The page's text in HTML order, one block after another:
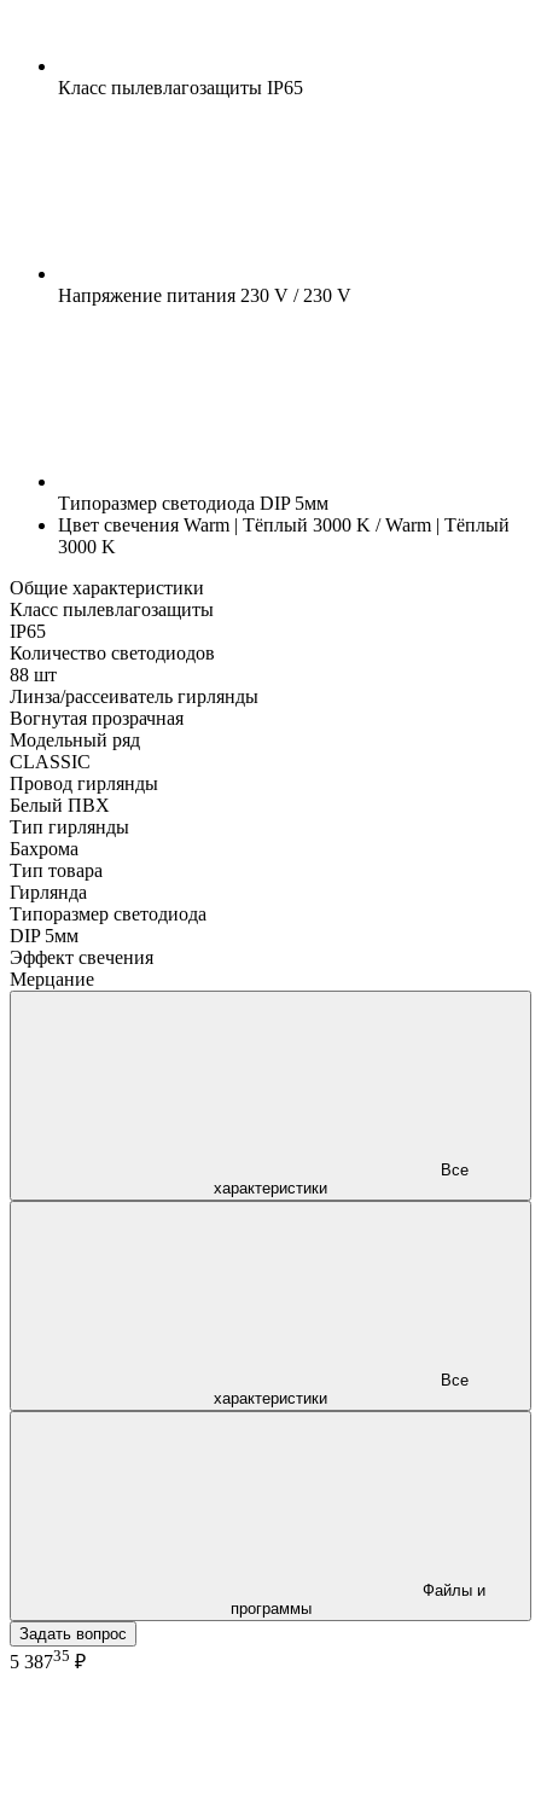
Класс пылевлагозащиты IP65
Напряжение питания 230 V / 230 V
Типоразмер светодиода DIP 5мм
Цвет свечения Warm | Тёплый 3000 K / Warm | Тёплый
3000 K
Общие характеристики
Класс пылевлагозащиты
IP65
Количество светодиодов
88 шт
Линза/рассеиватель гирлянды
Вогнутая прозрачная
Модельный ряд
CLASSIC
Провод гирлянды
Белый ПВХ
Тип гирлянды
Бахрома
Тип товара
Гирлянда
Типоразмер светодиода
DIP 5мм
Эффект свечения
Мерцание
характеристики
характеристики
программы
Задать вопрос
5 38735 ₽